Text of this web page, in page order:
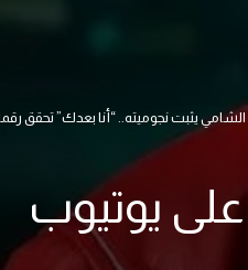
الشامي يثبت نجوميته.. “أنا بعدك” تحقق
يوتيوب